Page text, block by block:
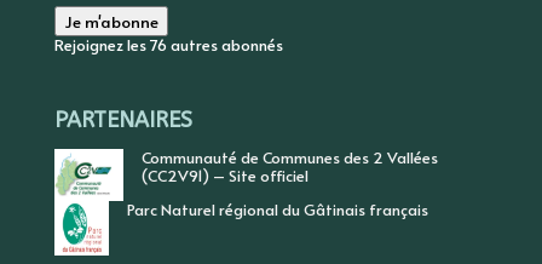
Je m'abonne
Rejoignez les 76 autres abonnés
PARTENAIRES
Communauté de Communes des 2 Vallées
(CC2V91) – Site officiel
Parc Naturel régional du Gâtinais français